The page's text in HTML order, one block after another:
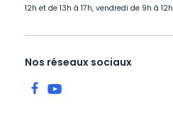
12h et de 13h à 17h, vendredi de 9h à 12h
Nos réseaux sociaux